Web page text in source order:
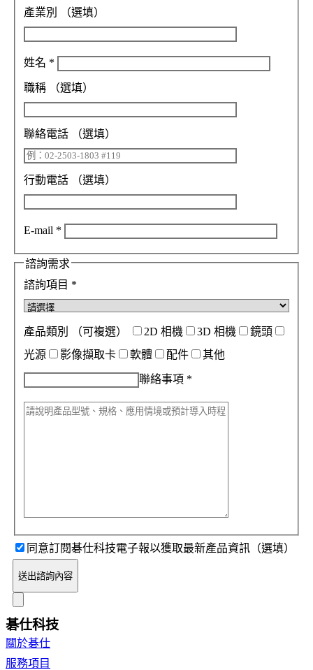
產業別 （選填）
姓名 *
職稱 （選填）
聯絡電話 （選填）
行動電話 （選填）
E-mail *
諮詢需求
諮詢項目 *
產品類別 （可複選） 2D 相機 3D 相機
鏡頭
光源
影像擷取卡 軟體 配件 其他
聯絡事項 *
同意訂閱碁仕科技電子報以獲取最新產品資訊（選填）
送出諮詢內容
碁仕科技
關於碁仕
服務項目